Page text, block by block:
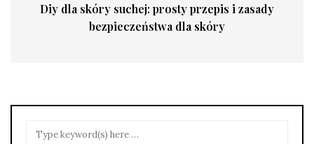
Diy dla skóry suchej: prosty przepis i zasady
bezpieczeństwa dla skóry